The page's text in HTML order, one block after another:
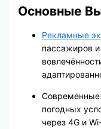
Основные
Рекламные
пассажиров
Современные
погодных
через 4G и